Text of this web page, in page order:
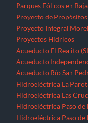
Hidroeléctricas en la
Presa La Maroma (SLP)
Presa Picachos
Presa y Acueducto del
Proyecto Hidráulico
Proyecto Hídrico el
Puebla Querétaro
Recursos forestales
Extracción de maderas
San Luis Potosí
Seminario “El